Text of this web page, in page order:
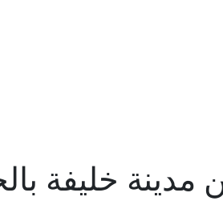
خليفة